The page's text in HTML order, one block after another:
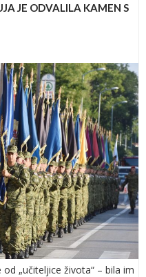
JE ODVALILA KAMEN S
„učiteljice života“ – bila im